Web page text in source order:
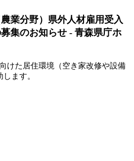
業分野）県外人材雇用受入
集のお知らせ - 青森県庁ホ
けた居住環境（空き家改修や設備
ます。